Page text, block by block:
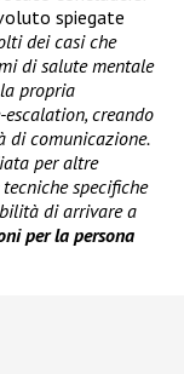
spiegate
dei casi che
di salute mentale
propria
creando
di comunicazione.
per altre
specifiche
di arrivare a
per la persona